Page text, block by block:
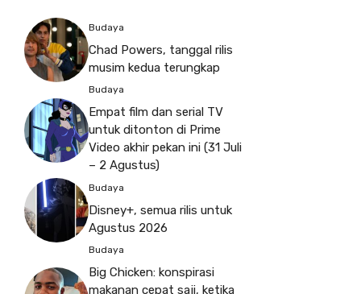
Budaya
Chad Powers, tanggal rilis
musim kedua terungkap
Budaya
Empat film dan serial TV
untuk ditonton di Prime
Video akhir pekan ini (31 Juli
– 2 Agustus)
Budaya
Disney+, semua rilis untuk
Agustus 2026
Budaya
Big Chicken: konspirasi
makanan cepat saji, ketika